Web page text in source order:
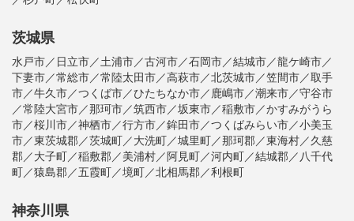
茨城県
水戸市／日立市／土浦市／古河市／石岡市／結城市／龍ケ崎市／
下妻市／常総市／常陸太田市／高萩市／北茨城市／笠間市／取手
市／牛久市／つくば市／ひたちなか市／鹿嶋市／潮来市／守谷市
／常陸大宮市／那珂市／筑西市／坂東市／稲敷市／かすみがうら
市／桜川市／神栖市／行方市／鉾田市／つくばみらい市／小美玉
市／東茨城郡／茨城町／大洗町／城里町／那珂郡／東海村／久慈
郡／大子町／稲敷郡／美浦村／阿見町／河内町／結城郡／八千代
町／猿島郡／五霞町／境町／北相馬郡／利根町
神奈川県